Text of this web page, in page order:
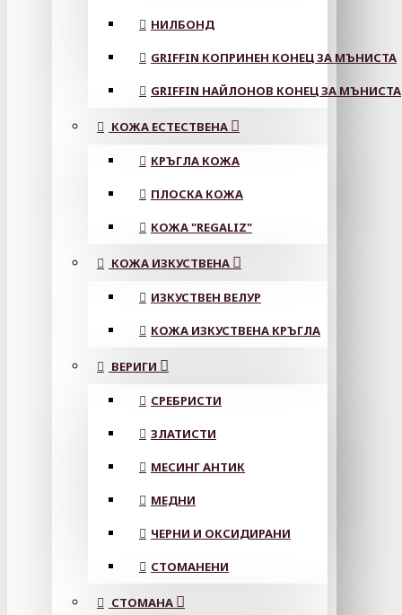
НИЛБОНД
GRIFFIN КОПРИНЕН КОНЕЦ ЗА МЪНИСТА
GRIFFIN НАЙЛОНОВ КОНЕЦ ЗА МЪНИСТА
КОЖА ЕСТЕСТВЕНА
КРЪГЛА КОЖА
ПЛОСКА КОЖА
КОЖА "REGALIZ"
КОЖА ИЗКУСТВЕНА
ИЗКУСТВЕН ВЕЛУР
КОЖА ИЗКУСТВЕНА КРЪГЛА
ВЕРИГИ
СРЕБРИСТИ
ЗЛАТИСТИ
МЕСИНГ АНТИК
МЕДНИ
ЧЕРНИ И ОКСИДИРАНИ
СТОМАНЕНИ
СТОМАНА